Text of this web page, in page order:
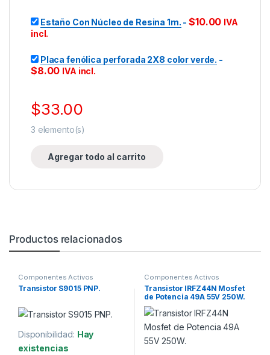
Estaño Con Núcleo de Resina 1m. -$10.00 IVA
incl.
Placa fenólica perforada 2X8 color verde. -
$8.00 IVA incl.
$33.00
3 elemento(s)
Agregar todo al carrito
Productos relacionados
Componentes Activos
Transistor S9015 PNP.
Disponibilidad: Hay
existencias
Componentes Activos
Transistor IRFZ44N Mosfet
de Potencia 49A 55V 250W.